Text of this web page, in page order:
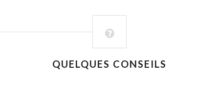
QUELQUES CONSEILS